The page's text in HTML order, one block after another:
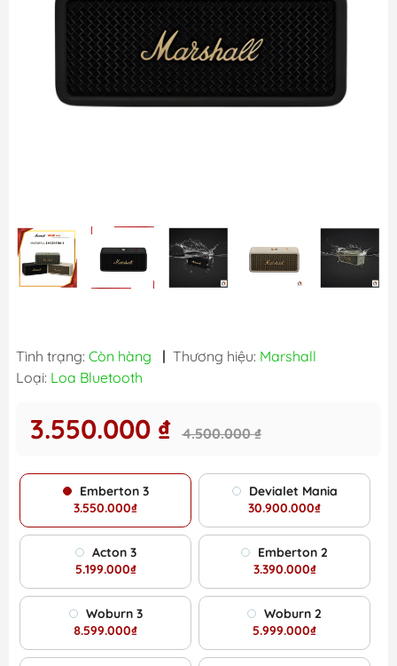
Tình trạng: Còn hàng | Thương hiệu: Marshall
Loại: Loa Bluetooth
3.550.000 ₫ 4.500.000 ₫
Emberton 3
3.550.000₫
Devialet Mania
30.900.000₫
Acton 3
5.199.000₫
Emberton 2
3.390.000₫
Woburn 3
8.599.000₫
Woburn 2
5.999.000₫